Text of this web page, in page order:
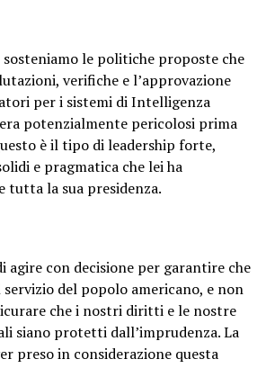
le politiche proposte che
verifiche e l’approvazione
per i sistemi di Intelligenza
potenzialmente pericolosi prima
è il tipo di leadership forte,
e pragmatica che lei ha
tutta la sua presidenza.
agire con decisione per garantire che
servizio del popolo americano, e non
che i nostri diritti e le nostre
siano protetti dall’imprudenza. La
preso in considerazione questa